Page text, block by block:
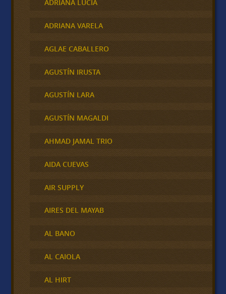
ADRIANA LUCIA
ADRIANA VARELA
AGLAE CABALLERO
AGUSTÍN IRUSTA
AGUSTÍN LARA
AGUSTÍN MAGALDI
AHMAD JAMAL TRIO
AIDA CUEVAS
AIR SUPPLY
AIRES DEL MAYAB
AL BANO
AL CAIOLA
AL HIRT